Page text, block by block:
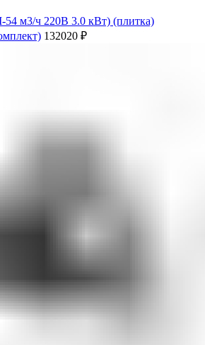
м3/ч 220В 3.0 кВт) (плитка)
132020 ₽